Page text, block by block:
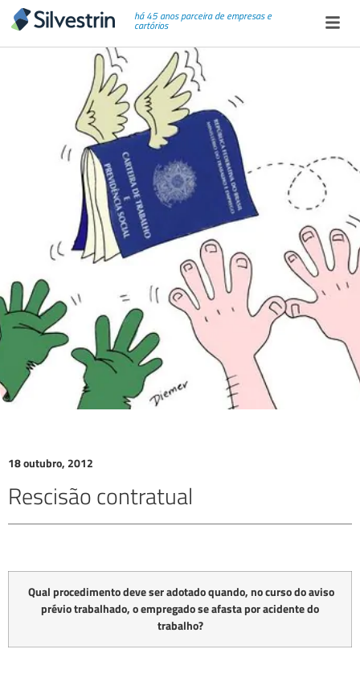
há 45 anos parceira de empresas e
cartórios
18 outubro, 2012
Rescisão contratual
Qual procedimento deve ser adotado quando, no curso do aviso
prévio trabalhado, o empregado se afasta por acidente do
trabalho?